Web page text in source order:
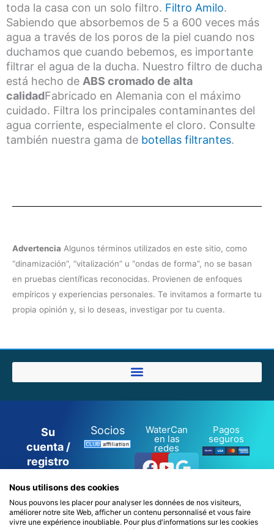
13
toda la casa con un solo filtro. Filtro Amilo.
Sabiendo que absorbemos de 5 a 600 veces más
agua a través de los poros de la piel cuando nos
duchamos que cuando bebemos, es importante
filtrar el agua de la ducha. Nuestro filtro de ducha
está hecho de ABS cromado de alta
calidadFabricado en Alemania con el máximo
cuidado. Filtra los principales contaminantes del
agua corriente, especialmente el cloro. Consulte
también nuestra gama de botellas filtrantes.
Advertencia Algunos términos utilizados en este sitio, como
“dinamización”, “vitalización” u “ondas de forma”, no se basan
en pruebas científicas reconocidas. Provienen de enfoques
empíricos y experiencias personales. Te invitamos a formarte tu
propia opinión y, si lo deseas, investigar por tu cuenta.
Su
cuenta /
registro
de
sesión
Socios WaterCan
en las
redes
Facebook
Youtube
Google
Pagos
seguros
0
Nous utilisons des cookies
Nous pouvons les placer pour analyser les données de nos visiteurs,
améliorer notre site Web, afficher un contenu personnalisé et vous faire
vivre une expérience inoubliable. Pour plus d'informations sur les cookies